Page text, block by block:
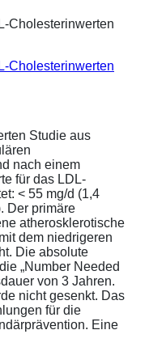
Cholesterinwerten
Studie aus
nach einem
für das LDL-
< 55 mg/d (1,4
Der primäre
atherosklerotische
dem niedrigeren
Die absolute
„Number Needed
von 3 Jahren.
nicht gesenkt. Das
für die
Eine